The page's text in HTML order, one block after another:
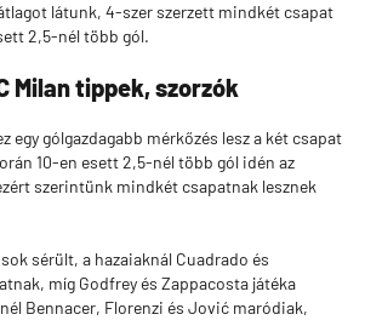
látunk, 4-szer szerzett mindkét csapat
2,5-nél több gól.
Milan tippek, szorzók
egy gólgazdagabb mérkőzés lesz a két csapat
10-en esett 2,5-nél több gól idén az
szerintünk mindkét csapatnak lesznek
sérült, a hazaiaknál Cuadrado és
míg Godfrey és Zappacosta játéka
Bennacer, Florenzi és Jović maródiak,